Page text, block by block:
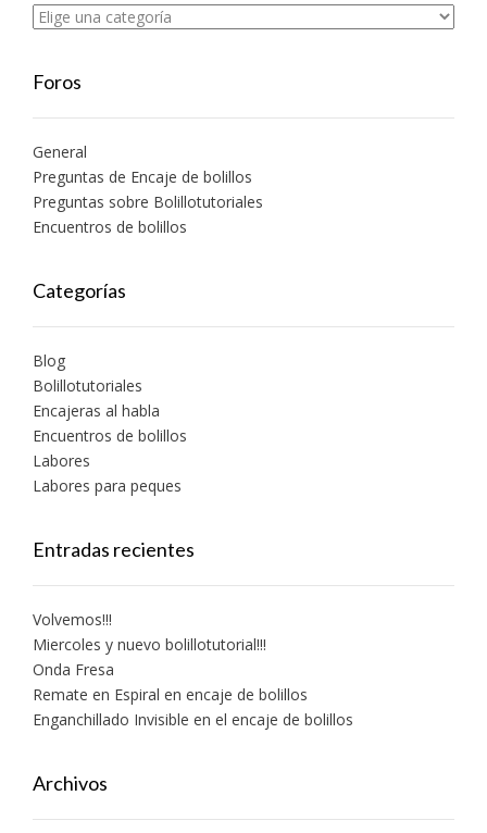
Foros
General
Preguntas de Encaje de bolillos
Preguntas sobre Bolillotutoriales
Encuentros de bolillos
Categorías
Blog
Bolillotutoriales
Encajeras al habla
Encuentros de bolillos
Labores
Labores para peques
Entradas recientes
Volvemos!!!
Miercoles y nuevo bolillotutorial!!!
Onda Fresa
Remate en Espiral en encaje de bolillos
Enganchillado Invisible en el encaje de bolillos
Archivos